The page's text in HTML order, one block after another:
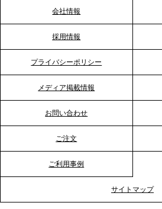
2026.1.23
RKB毎日放送「RKB NEWS」で
巻きケータリング」が紹介されま
2026.1.20
る？「恵方巻きケータリング」で
ーションを活性化
2025.12.12
会社情報
採用情報
プライバシーポリシー
メディア掲載情報
お問い合わせ
ご注文
ご利用事例
サイトマップ